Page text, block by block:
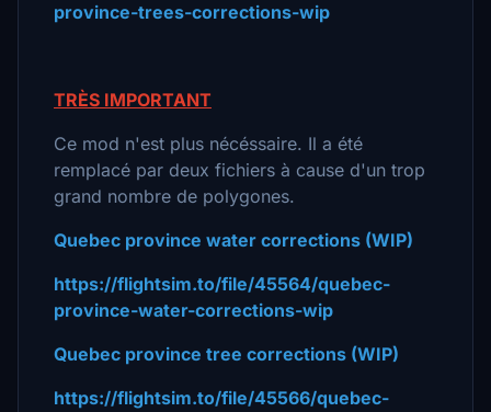
province-trees-corrections-wip
TRÈS IMPORTANT
Ce mod n'est plus nécéssaire. Il a été
remplacé par deux fichiers à cause d'un trop
grand nombre de polygones.
Quebec province water corrections (WIP)
https://flightsim.to/file/45564/quebec-
province-water-corrections-wip
Quebec province tree corrections (WIP)
https://flightsim.to/file/45566/quebec-